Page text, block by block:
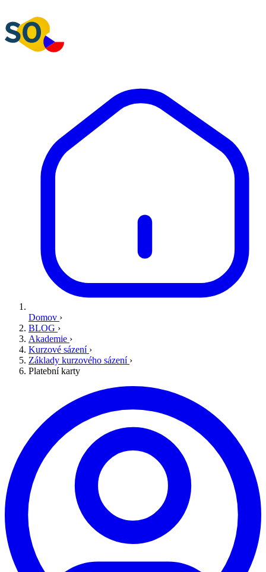
Domov ›
BLOG ›
Akademie ›
Kurzové sázení ›
Základy kurzového sázení ›
Platební karty